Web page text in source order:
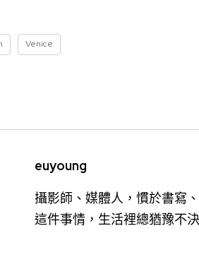
Venice
euyoung
攝影師、媒體人，慣於書寫
這件事情，生活裡總猶豫不